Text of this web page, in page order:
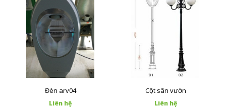
Đèn arv04
Liên hệ
Cột sân vườn
Liên hệ